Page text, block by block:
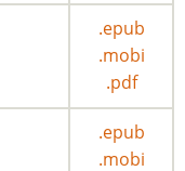
.epub
.mobi
.pdf
.epub
.mobi